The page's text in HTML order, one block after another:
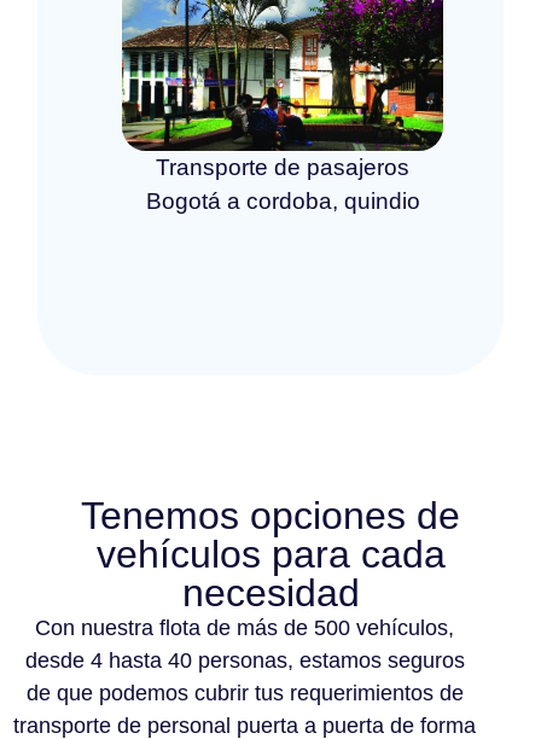
Transporte de pasajeros
Bogotá a cordoba, quindio
Tenemos opciones de
vehículos para cada
necesidad
Con nuestra flota de más de 500 vehículos,
desde 4 hasta 40 personas, estamos seguros
de que podemos cubrir tus requerimientos de
transporte de personal puerta a puerta de forma